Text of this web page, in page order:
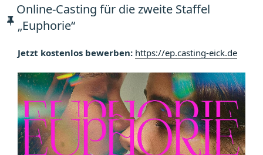
Online-Casting für die zweite Staffel
„Euphorie“
Jetzt kostenlos bewerben: https://ep.casting-eick.de